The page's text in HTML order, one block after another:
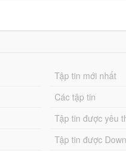
Tập tin mới nhất
Các tập tin
Tập tin được yêu
Tập tin được